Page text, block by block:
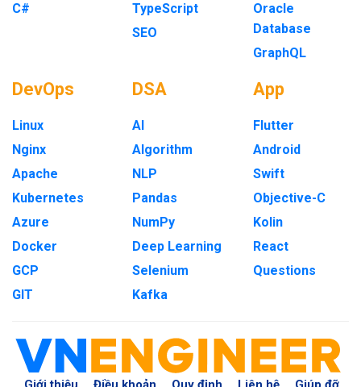
C#
TypeScript
SEO
Oracle
Database
GraphQL
DevOps
Linux
Nginx
Apache
Kubernetes
Azure
Docker
GCP
GIT
DSA
AI
Algorithm
NLP
Pandas
NumPy
Deep Learning
Selenium
Kafka
App
Flutter
Android
Swift
Objective-C
Kolin
React
Questions